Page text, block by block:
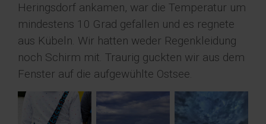
Heringsdorf ankamen, war die Temperatur um
mindestens 10 Grad gefallen und es regnete
aus Kübeln. Wir hatten weder Regenkleidung
noch Schirm mit. Traurig guckten wir aus dem
Fenster auf die aufgewühlte Ostsee.